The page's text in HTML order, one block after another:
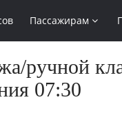
Пассажирам
ручной
07:30